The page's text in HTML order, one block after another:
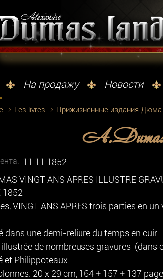
На продажу Новости
Les livres Прижизненные издания Дюма
11.11.1852
VINGT ANS APRES ILLUSTRE
1852
VINGT ANS APRES trois parties en un
dans une demi-reliure du temps en cuir.
de nombreuses gravures (dans
et Philippoteaux.
20 x 29 cm, 164 + 157 + 137